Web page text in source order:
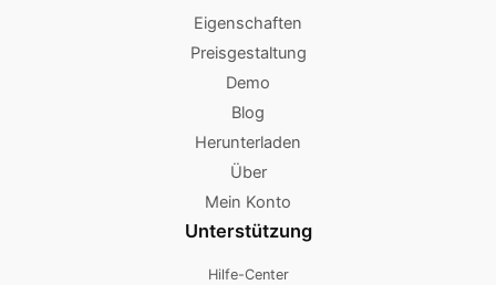
Eigenschaften
Preisgestaltung
Demo
Blog
Herunterladen
Über
Mein Konto
Unterstützung
Hilfe-Center